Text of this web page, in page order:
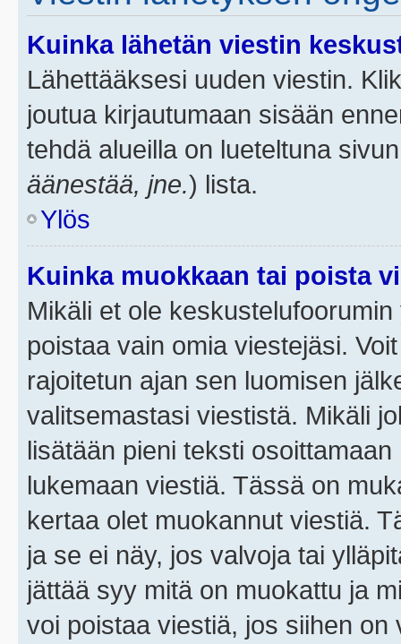
Kuinka lähetän viestin
Lähettääksesi uuden viestin.
joutua kirjautumaan sisään
tehdä alueilla on lueteltuna
äänestää, jne.) lista.
Ylös
Kuinka muokkaan tai poista
Mikäli et ole
poistaa vain omia viestejäsi.
rajoitetun ajan sen luomisen
valitsemastasi viestistä. Mikäli
lisätään pieni teksti
lukemaan viestiä. Tässä on
kertaa olet muokannut viestiä.
ja se ei näy, jos valvoja tai
jättää syy mitä on muokattu ja
voi poistaa viestiä, jos siihen on